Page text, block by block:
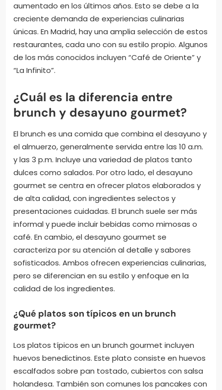
aumentado en los últimos años. Esto se debe a la
creciente demanda de experiencias culinarias
únicas. En Madrid, hay una amplia selección de estos
restaurantes, cada uno con su estilo propio. Algunos
de los más conocidos incluyen “Café de Oriente” y
“La Infinito”.
¿Cuál es la diferencia entre
brunch y desayuno gourmet?
El brunch es una comida que combina el desayuno y
el almuerzo, generalmente servida entre las 10 a.m.
y las 3 p.m. Incluye una variedad de platos tanto
dulces como salados. Por otro lado, el desayuno
gourmet se centra en ofrecer platos elaborados y
de alta calidad, con ingredientes selectos y
presentaciones cuidadas. El brunch suele ser más
informal y puede incluir bebidas como mimosas o
café. En cambio, el desayuno gourmet se
caracteriza por su atención al detalle y sabores
sofisticados. Ambos ofrecen experiencias culinarias,
pero se diferencian en su estilo y enfoque en la
calidad de los ingredientes.
¿Qué platos son típicos en un brunch
gourmet?
Los platos típicos en un brunch gourmet incluyen
huevos benedictinos. Este plato consiste en huevos
escalfados sobre pan tostado, cubiertos con salsa
holandesa. También son comunes los pancakes con